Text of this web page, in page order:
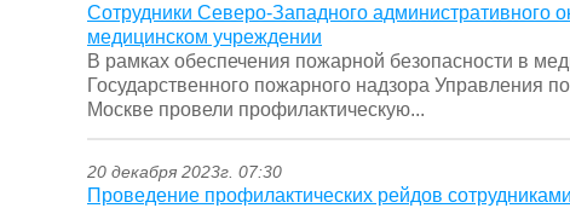
Сотрудники Северо-Западного административного
медицинском учреждении
В рамках обеспечения пожарной безопасности в
Государственного пожарного надзора Управления
Москве провели профилактическую...
20 декабря 2023г. 07:30
Проведение профилактических рейдов